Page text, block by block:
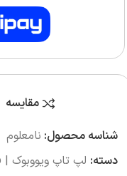
مقایسه
شناسه محصول: نامعلوم
دسته: لپ تاپ ویووبوک | Asus vivobook laptop